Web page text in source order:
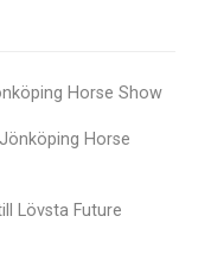
Horse Show
Horse
Lövsta Future